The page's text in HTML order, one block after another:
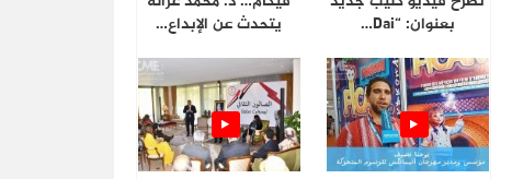
بعنوان: “Dai…
يتحدث عن الإبداع…